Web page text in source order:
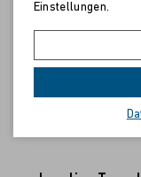
Einstellungen.